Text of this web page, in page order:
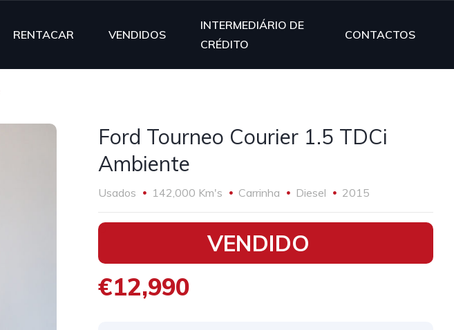
RENTACAR VENDIDOS
INTERMEDIÁRIO DE
CRÉDITO
CONTACTOS
Ford Tourneo Courier 1.5 TDCi
Ambiente
Usados 142,000 Km's Carrinha Diesel 2015
•
VENDIDO
€12,990